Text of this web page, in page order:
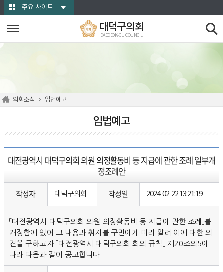
본문바로가기주요 사이트
대덕구의회
DAEDEOK-GU COUNCIL
의회소식 입법예고
입법예고
대전광역시 대덕구의회 의원 의정활동비 등 지급에 관한 조례 일부개
정조례안
작성자 대덕구의회 작성일 2024-02-22 13:21:19
「대전광역시 대덕구의회 의원 의정활동비 등 지급에 관한 조례」를
개정함에 있어 그 내용과 취지를 구민에게 미리 알려 이에 대한 의
견을 구하고자 「대전광역시 대덕구의회 회의 규칙」 제20조의5에
따라 다음과 같이 공고합니다.